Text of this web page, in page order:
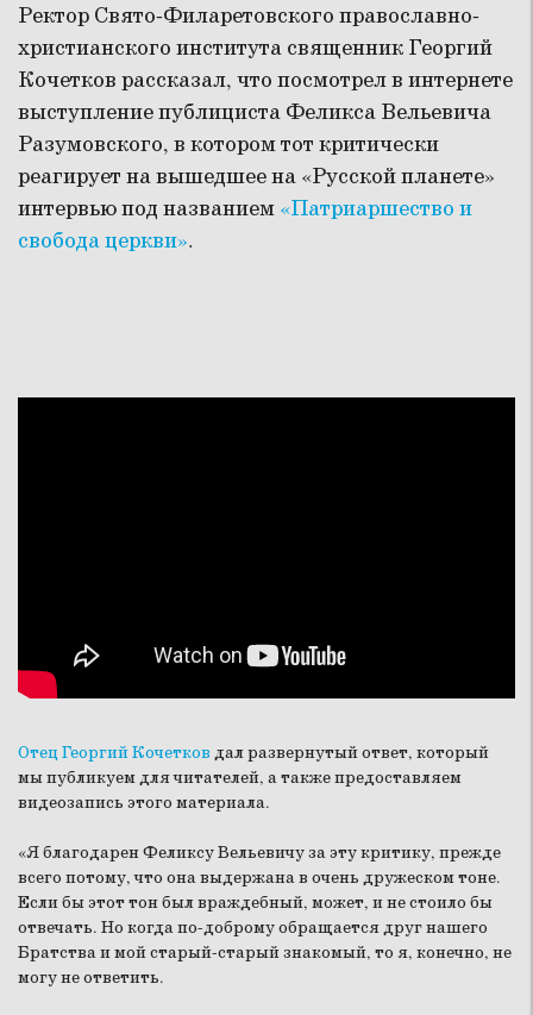
Ректор Свято-Филаретовского православно-
христианского института священник Георгий
Кочетков рассказал, что посмотрел в интернете
выступление публициста Феликса Вельевича
Разумовского, в котором тот критически
реагирует на вышедшее на «Русской планете»
интервью под названием «Патриаршество и
свобода церкви».
Отец Георгий Кочетков дал развернутый ответ, который
мы публикуем для читателей, а также предоставляем
видеозапись этого материала.
«Я благодарен Феликсу Вельевичу за эту критику, прежде
всего потому, что она выдержана в очень дружеском тоне.
Если бы этот тон был враждебный, может, и не стоило бы
отвечать. Но когда по-доброму обращается друг нашего
Братства и мой старый-старый знакомый, то я, конечно, не
могу не ответить.